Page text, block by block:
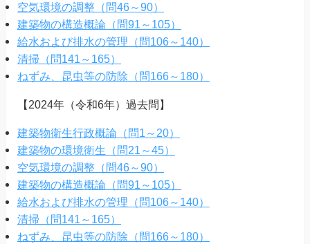
空気環境の調整（問46～90）
建築物の構造概論（問91～105）
給水および排水の管理（問106～140）
清掃（問141～165）
ねずみ、昆虫等の防除（問166～180）
【2024年（令和6年）過去問】
建築物衛生行政概論（問1～20）
建築物の環境衛生（問21～45）
空気環境の調整（問46～90）
建築物の構造概論（問91～105）
給水および排水の管理（問106～140）
清掃（問141～165）
ねずみ、昆虫等の防除（問166～180）